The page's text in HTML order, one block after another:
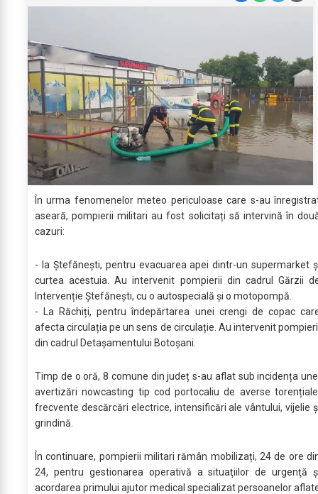
În urma fenomenelor meteo periculoase care s-au
aseară, pompierii militari au fost solicitați să intervină în
cazuri:
- la Ștefănești, pentru evacuarea apei dintr-un supermarket
curtea acestuia. Au intervenit pompierii din cadrul Gărzii
Intervenție Ștefănești, cu o autospecială și o motopompă.
- La Răchiți, pentru îndepărtarea unei crengi de copac
afecta circulația pe un sens de circulație. Au intervenit
din cadrul Detașamentului Botoșani.
Timp de o oră, 8 comune din județ s-au aflat sub incidența
avertizări nowcasting tip cod portocaliu de averse
frecvente descărcări electrice, intensificări ale vântului, vijelie
grindină.
În continuare, pompierii militari rămân mobilizați, 24 de ore
24, pentru gestionarea operativă a situaţiilor de urgenţă
acordarea primului ajutor medical specializat persoanelor